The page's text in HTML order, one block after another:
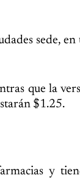
sede,
que la
$1.25.
y